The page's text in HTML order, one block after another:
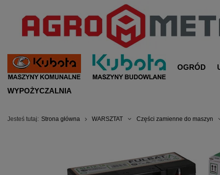
OGRÓD
WYPOŻYCZALNIA
Jesteś tutaj: Strona główna WARSZTAT Części zamienne do maszyn